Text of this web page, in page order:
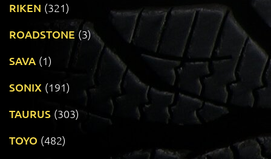
RIKEN (321)
ROADSTONE (3)
SAVA (1)
SONIX (191)
TAURUS (303)
TOYO (482)